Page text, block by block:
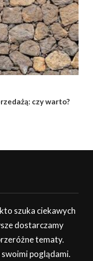
czy warto?
szuka ciekawych
dostarczamy
tematy.
poglądami.